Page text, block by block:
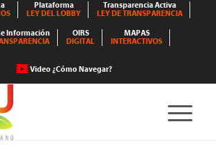
Plataforma
LEY DEL LOBBY
Transparencia Activa
LEY DE TRANSPARENCIA
Información
OIRS
DIGITAL
MAPAS
INTERACTIVOS
Video ¿Cómo Navegar?